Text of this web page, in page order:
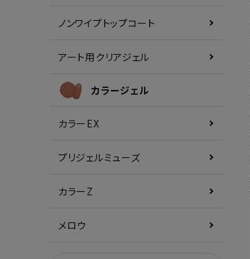
ノンワイプトップコート
アート用クリアジェル
カラージェル
カラーEX
プリジェルミューズ
カラーZ
メロウ